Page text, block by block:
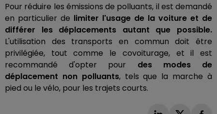
Pour réduire les émissions de polluants, il est demandé
en particulier de limiter l'usage de la voiture et de
différer les déplacements autant que possible.
L'utilisation des transports en commun doit être
privilégiée, tout comme le covoiturage, et il est
recommandé d'opter pour des modes de
déplacement non polluants, tels que la marche à
pied ou le vélo, pour les trajets courts.